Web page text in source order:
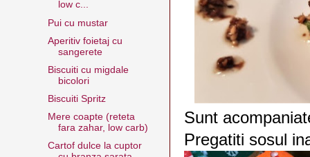
Sunt
Pregatiti sosul
low c...
Pui cu mustar
Aperitiv foietaj cu
sangerete
Biscuiti cu migdale
bicolori
Biscuiti Spritz
Mere coapte (reteta
fara zahar, low carb)
Cartof dulce la cuptor